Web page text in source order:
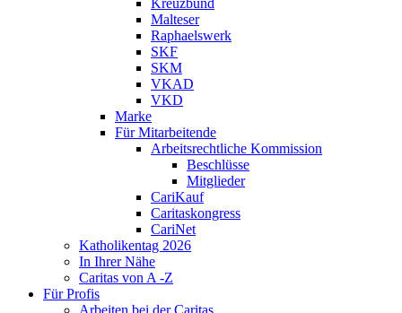
Kreuzbund
Malteser
Raphaelswerk
SKF
SKM
VKAD
VKD
Marke
Für Mitarbeitende
Arbeitsrechtliche Kommission
Beschlüsse
Mitglieder
CariKauf
Caritaskongress
CariNet
Katholikentag 2026
In Ihrer Nähe
Caritas von A -Z
Für Profis